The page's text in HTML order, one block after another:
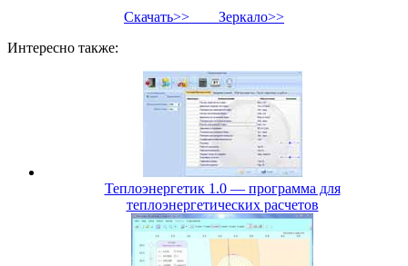
Скачать>> Зеркало>>
Интересно также:
Теплоэнергетик 1.0 — программа для
теплоэнергетических расчетов